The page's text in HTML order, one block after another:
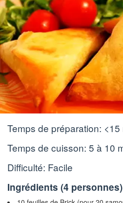
Temps de préparation:
Temps de cuisson: 5 à 10
Difficulté: Facile
Ingrédients (4 personnes)